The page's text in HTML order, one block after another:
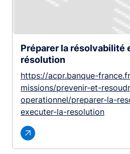
Préparer la résolvabilité
résolution
https://acpr.banque-
missions/prevenir-et-
operationnel/preparer-la-
executer-la-resolution